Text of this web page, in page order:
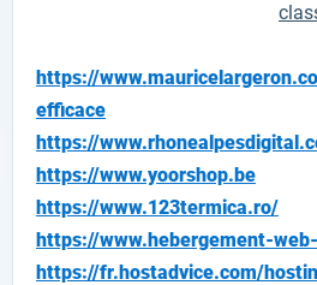
https://
efficace
https://
https://www.yoorshop.be
https://www.123termica.ro/
https://www.hebergement-
https://fr.hostadvice.com/